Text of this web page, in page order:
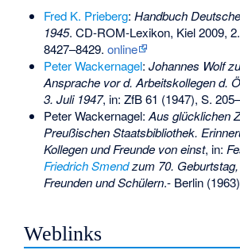
Fred K. Prieberg: Handbuch
1945. CD-ROM-Lexikon, Kiel 2009,
8427–8429. online
Peter Wackernagel: Johannes Wolf
Ansprache vor d. Arbeitskollegen d.
3. Juli 1947, in: ZfB 61 (1947), S.
Peter Wackernagel: Aus glücklichen
Preußischen Staatsbibliothek.
Kollegen und Freunde von einst, in:
Friedrich Smendzum 70.
Freunden und Schülern.- Berlin
Weblinks